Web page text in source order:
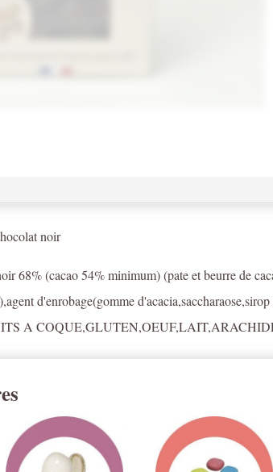
noir
68% (cacao 54% minimum) (pate et beurre de
d'enrobage(gomme
A